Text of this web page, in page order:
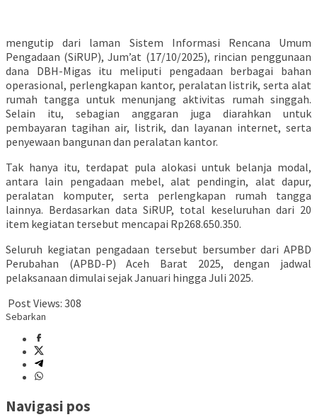
mengutip dari laman Sistem Informasi Rencana Umum
Pengadaan (SiRUP), Jum’at (17/10/2025), rincian penggunaan
dana DBH-Migas itu meliputi pengadaan berbagai bahan
operasional, perlengkapan kantor, peralatan listrik, serta alat
rumah tangga untuk menunjang aktivitas rumah singgah.
Selain itu, sebagian anggaran juga diarahkan untuk
pembayaran tagihan air, listrik, dan layanan internet, serta
penyewaan bangunan dan peralatan kantor.
Tak hanya itu, terdapat pula alokasi untuk belanja modal,
antara lain pengadaan mebel, alat pendingin, alat dapur,
peralatan komputer, serta perlengkapan rumah tangga
lainnya. Berdasarkan data SiRUP, total keseluruhan dari 20
item kegiatan tersebut mencapai Rp268.650.350.
Seluruh kegiatan pengadaan tersebut bersumber dari APBD
Perubahan (APBD-P) Aceh Barat 2025, dengan jadwal
pelaksanaan dimulai sejak Januari hingga Juli 2025.
Post Views: 308
Sebarkan
Navigasi pos